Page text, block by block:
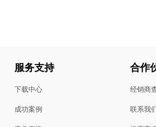
服务支持
下载中心
成功案例
合作
经销商
联系我